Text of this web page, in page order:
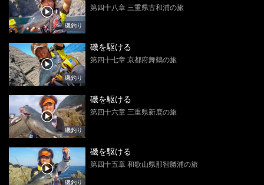
磯釣り
第四十八章 三重県古和浦の旅
磯釣り
磯を駆ける
第四十七章 京都府舞鶴の旅
磯釣り
磯を駆ける
第四十六章 三重県新鹿の旅
磯釣り
磯を駆ける
第四十五章 和歌山県那智勝浦の旅